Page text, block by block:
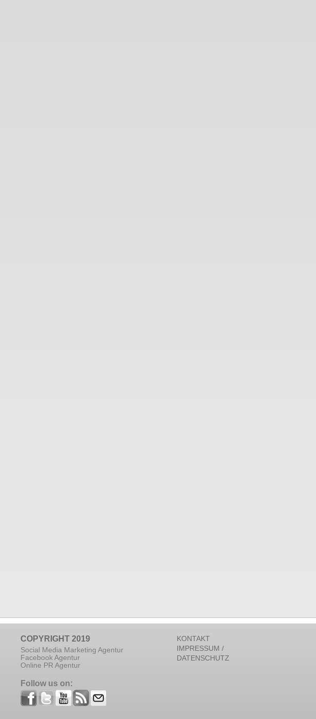
COPYRIGHT 2019
Social Media Marketing Agentur
Facebook Agentur
Online PR Agentur
Follow us on:
KONTAKT
IMPRESSUM /
DATENSCHUTZ